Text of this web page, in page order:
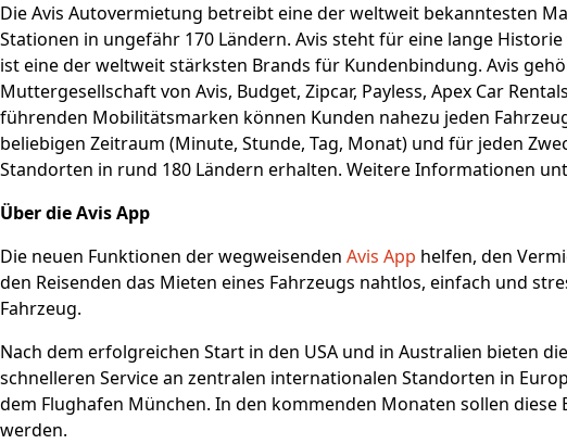
Die Avis Autovermietung betreibt eine der weltweit bekanntesten
Stationen in ungefähr 170 Ländern. Avis steht für eine lange
ist eine der weltweit stärksten Brands für Kundenbindung. Avis
Muttergesellschaft von Avis, Budget, Zipcar, Payless, Apex Car
führenden Mobilitätsmarken können Kunden nahezu jeden
beliebigen Zeitraum (Minute, Stunde, Tag, Monat) und für jeden
Standorten in rund 180 Ländern erhalten. Weitere Informationen
Über die Avis App
Die neuen Funktionen der wegweisenden Avis App helfen, den
den Reisenden das Mieten eines Fahrzeugs nahtlos, einfach und
Fahrzeug.
Nach dem erfolgreichen Start in den USA und in Australien bieten
schnelleren Service an zentralen internationalen Standorten in
dem Flughafen München. In den kommenden Monaten sollen
werden.